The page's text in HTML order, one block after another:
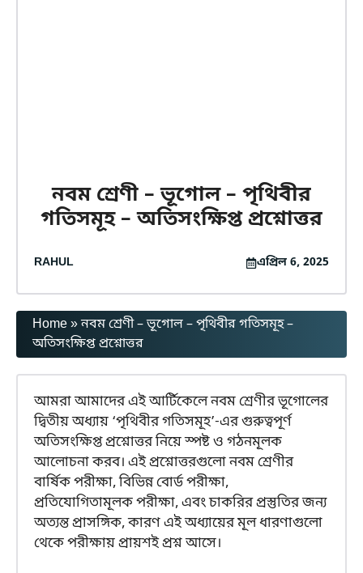
নবম শ্রেণী – ভূগোল – পৃথিবীর
গতিসমূহ – অতিসংক্ষিপ্ত প্রশ্নোত্তর
RAHUL এপ্রিল 6, 2025
Home»নবম শ্রেণী – ভূগোল – পৃথিবীর গতিসমূহ –
অতিসংক্ষিপ্ত প্রশ্নোত্তর
আমরা আমাদের এই আর্টিকেলে নবম শ্রেণীর ভূগোলের
দ্বিতীয় অধ্যায় ‘পৃথিবীর গতিসমূহ’-এর গুরুত্বপূর্ণ
অতিসংক্ষিপ্ত প্রশ্নোত্তর নিয়ে স্পষ্ট ও গঠনমূলক
আলোচনা করব। এই প্রশ্নোত্তরগুলো নবম শ্রেণীর
বার্ষিক পরীক্ষা, বিভিন্ন বোর্ড পরীক্ষা,
প্রতিযোগিতামূলক পরীক্ষা, এবং চাকরির প্রস্তুতির জন্য
অত্যন্ত প্রাসঙ্গিক, কারণ এই অধ্যায়ের মূল ধারণাগুলো
থেকে পরীক্ষায় প্রায়শই প্রশ্ন আসে।